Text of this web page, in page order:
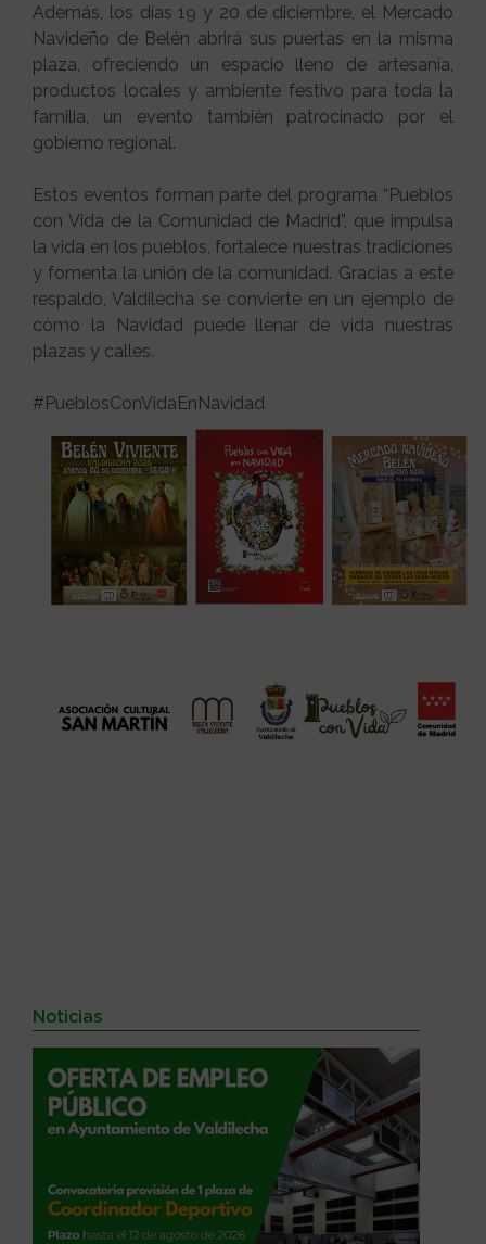
Además, los días 19 y 20 de diciembre, el Mercado
Navideño de Belén abrirá sus puertas en la misma
plaza, ofreciendo un espacio lleno de artesanía,
productos locales y ambiente festivo para toda la
familia, un evento también patrocinado por el
gobierno regional.
Estos eventos forman parte del programa “Pueblos
con Vida de la Comunidad de Madrid”, que impulsa
la vida en los pueblos, fortalece nuestras tradiciones
y fomenta la unión de la comunidad. Gracias a este
respaldo, Valdilecha se convierte en un ejemplo de
cómo la Navidad puede llenar de vida nuestras
plazas y calles.
#PueblosConVidaEnNavidad
Noticias